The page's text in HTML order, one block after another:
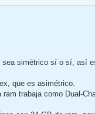
simétrico sí o sí, así
que es asimétrico.
trabaja como Dual-